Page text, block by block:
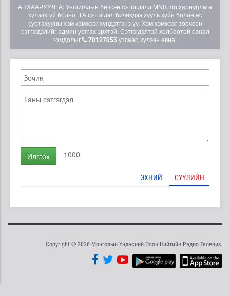
АНХААРУУЛГА: Уншигчдын бичсэн сэтгэгдэлд MNB.mn хариуцлага
хүлээхгүй болно. ТА сэтгэгдэл бичихдээ хууль зүйн болон ёс
суртахууны хэм хэмжээг хүндэтгэнэ үү. Хэм хэмжээг зөрчсөн
сэтгэгдэлийг админ устгах эрхтэй. Сэтгэгдэлтэй холбоотой санал
гомдолыг
70127055 утсаар хүлээн авна.
Илгээх 1000
ЭХНИЙ СҮҮЛИЙН
Copyright © 2026 Монголын Үндэсний Олон Нийтийн Радио Телевиз.